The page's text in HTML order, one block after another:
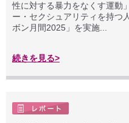
性に対する暴力をなくす運動
ー・セクシュアリティを持つ
ボン月間2025」を実施...
続きを見る>